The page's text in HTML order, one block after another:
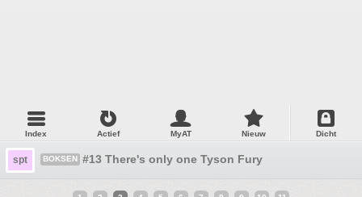
Index Actief MyAT Nieuw Dicht
spt BOKSEN #13 There's only one Tyson Fury